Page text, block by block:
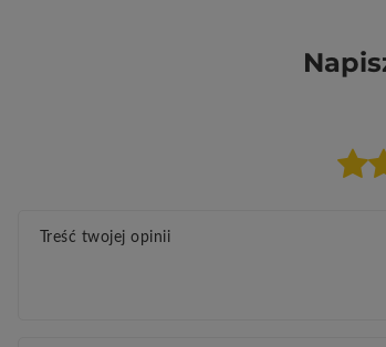
Treść twojej opinii